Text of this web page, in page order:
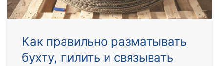
Как правильно разматывать
бухту, пилить и связывать